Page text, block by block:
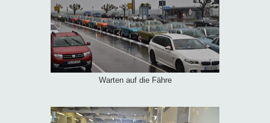
Warten auf die Fähre